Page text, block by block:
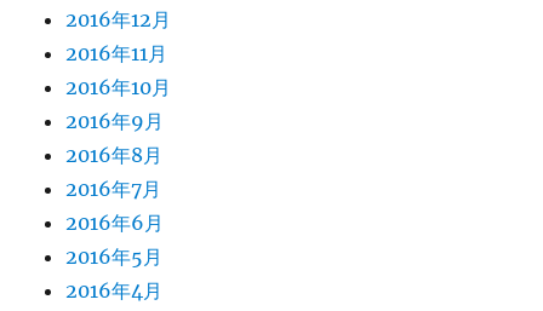
2016年12月
2016年11月
2016年10月
2016年9月
2016年8月
2016年7月
2016年6月
2016年5月
2016年4月